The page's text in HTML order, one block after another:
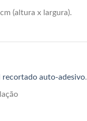
(altura x largura).
recortado auto-adesivo.